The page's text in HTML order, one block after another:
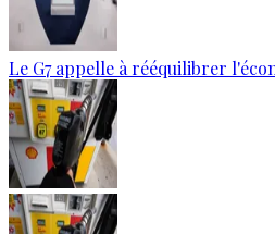
Le G7 appelle à rééquilibrer